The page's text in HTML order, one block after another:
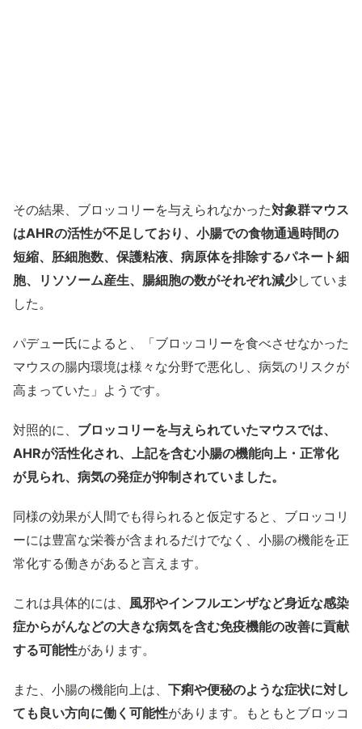
その結果、ブロッコリーを与えられなかった対象群マウス
はAHRの活性が不足しており、小腸での食物通過時間の
短縮、胚細胞数、保護粘液、病原体を排除するパネート細
胞、リソソーム産生、腸細胞の数がそれぞれ減少していま
した。
パデュー氏によると、「ブロッコリーを食べさせなかった
マウスの腸内環境は様々な分野で悪化し、病気のリスクが
高まっていた」ようです。
対照的に、 ブロッコリーを与えられていたマウスでは、
AHRが活性化され、上記を含む小腸の機能向上・正常化
が見られ、病気の発症が抑制されていました。
同様の効果が人間でも得られると仮定すると、ブロッコリ
ーには豊富な栄養が含まれるだけでなく、小腸の機能を正
常化する働きがあると言えます。
これは具体的には、 風邪やインフルエンザなど身近な感染
症からがんなどの大きな病気を含む免疫機能の改善に貢献
する可能性があります。
また、小腸の機能向上は、 下痢や便秘のような症状に対し
ても良い方向に働く可能性があります。もともとブロッコ